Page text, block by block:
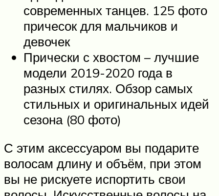
современных танцев. 125 фото
причесок для мальчиков и
девочек
Прически с хвостом – лучшие
модели 2019-2020 года в
разных стилях. Обзор самых
стильных и оригинальных идей
сезона (80 фото)
С этим аксессуаром вы подарите
волосам длину и объём, при этом
вы не рискуете испортить свои